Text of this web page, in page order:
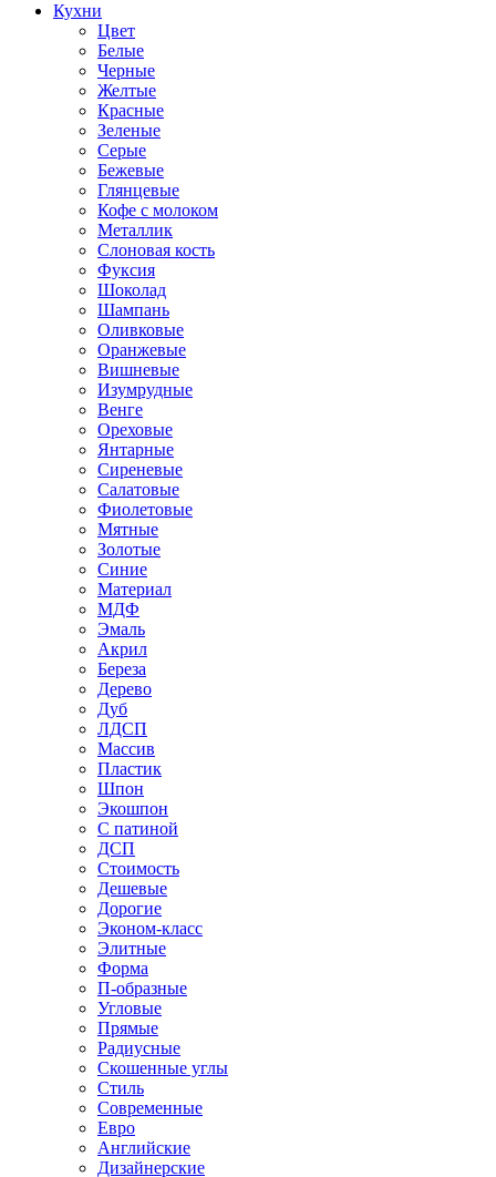
Кухни
Цвет
Белые
Черные
Желтые
Красные
Зеленые
Серые
Бежевые
Глянцевые
Кофе с молоком
Металлик
Слоновая кость
Фуксия
Шоколад
Шампань
Оливковые
Оранжевые
Вишневые
Изумрудные
Венге
Ореховые
Янтарные
Сиреневые
Салатовые
Фиолетовые
Мятные
Золотые
Синие
Материал
МДФ
Эмаль
Акрил
Береза
Дерево
Дуб
ЛДСП
Массив
Пластик
Шпон
Экошпон
С патиной
ДСП
Стоимость
Дешевые
Дорогие
Эконом-класс
Элитные
Форма
П-образные
Угловые
Прямые
Радиусные
Скошенные углы
Стиль
Современные
Евро
Английские
Дизайнерские